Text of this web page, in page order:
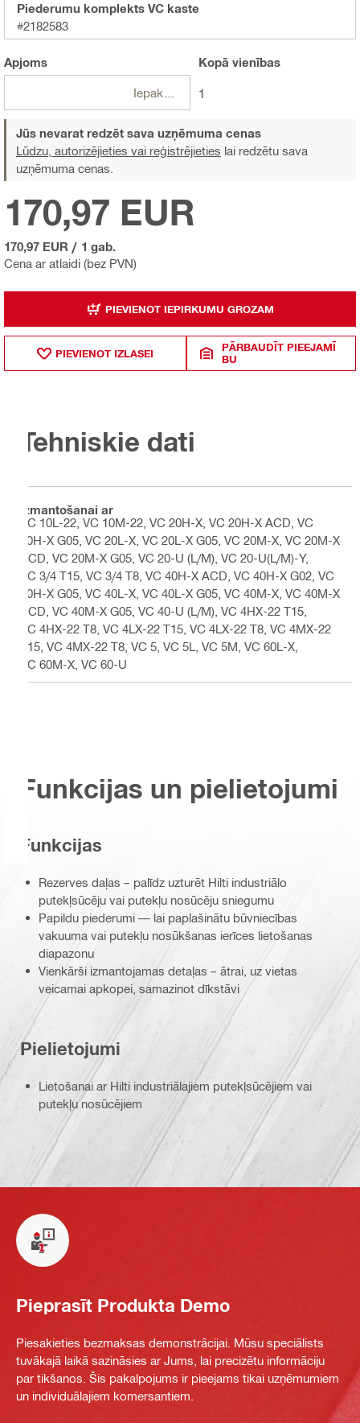
Piederumu komplekts VC kaste
#2182583
Apjoms Kopā vienības
1
Jūs nevarat redzēt sava uzņēmuma cenas
Lūdzu, autorizējieties vai reģistrējieties lai redzētu sava
uzņēmuma cenas.
Cena ar atlaidi (bez PVN)
170,97 EUR
170,97 EUR / 1 gab.
PIEVIENOT IEPIRKUMU GROZAM
PIEVIENOT IZLASEI
PĀRBAUDĪT PIEEJAMĪ
BU
Tehniskie dati
Izmantošanai ar
VC 10L-22, VC 10M-22, VC 20H-X, VC 20H-X ACD, VC
20H-X G05, VC 20L-X, VC 20L-X G05, VC 20M-X, VC 20M-X
ACD, VC 20M-X G05, VC 20-U (L/M), VC 20-U(L/M)-Y,
VC 3/4 T15, VC 3/4 T8, VC 40H-X ACD, VC 40H-X G02, VC
40H-X G05, VC 40L-X, VC 40L-X G05, VC 40M-X, VC 40M-X
ACD, VC 40M-X G05, VC 40-U (L/M), VC 4HX-22 T15,
VC 4HX-22 T8, VC 4LX-22 T15, VC 4LX-22 T8, VC 4MX-22
T15, VC 4MX-22 T8, VC 5, VC 5L, VC 5M, VC 60L-X,
VC 60M-X, VC 60-U
Funkcijas un pielietojumi
Funkcijas
Rezerves daļas – palīdz uzturēt Hilti industriālo
putekļsūcēju vai putekļu nosūcēju sniegumu
Papildu piederumi — lai paplašinātu būvniecības
vakuuma vai putekļu nosūkšanas ierīces lietošanas
diapazonu
Vienkārši izmantojamas detaļas – ātrai, uz vietas
veicamai apkopei, samazinot dīkstāvi
Pielietojumi
Lietošanai ar Hilti industriālajiem putekļsūcējiem vai
putekļu nosūcējiem
Pieprasīt Produkta Demo
Piesakieties bezmaksas demonstrācijai. Mūsu speciālists
tuvākajā laikā sazināsies ar Jums, lai precizētu informāciju
par tikšanos. Šis pakalpojums ir pieejams tikai uzņēmumiem
un individuālajiem komersantiem.